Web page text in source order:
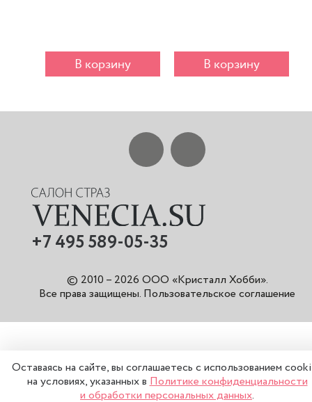
В корзину В корзину
+7 495 589-05-35
© 2010 – 2026 ООО «Кристалл Хобби».
Все права защищены. Пользовательское соглашение
Оставаясь на сайте, вы соглашаетесь с использованием
на условиях, указанных вПолитике конфиденциальности
и обработки персональных данных.